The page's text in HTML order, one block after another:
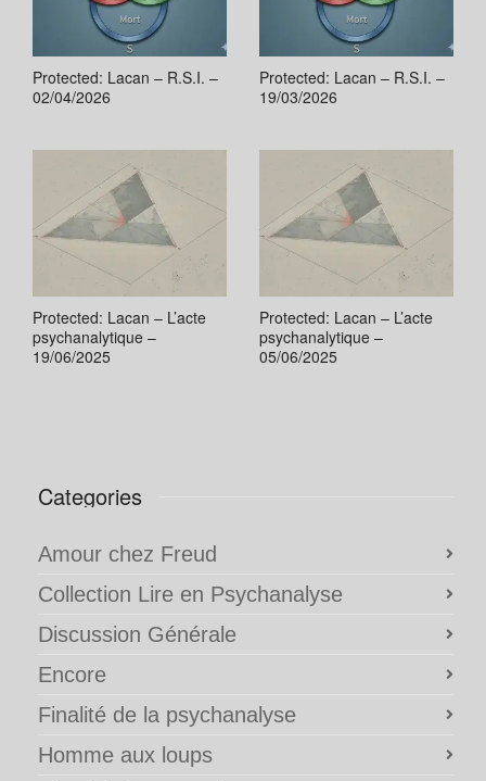
Protected: Lacan – R.S.I. –
02/04/2026
Protected: Lacan – R.S.I. –
19/03/2026
Protected: Lacan – L’acte
psychanalytique –
19/06/2025
Protected: Lacan – L’acte
psychanalytique –
05/06/2025
Categories
Amour chez Freud
Collection Lire en Psychanalyse
Discussion Générale
Encore
Finalité de la psychanalyse
Homme aux loups